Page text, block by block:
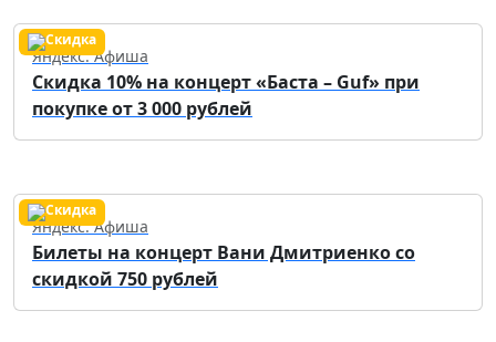
Яндекс. Афиша
Скидка 10% на концерт «Баста – Guf» при
покупке от 3 000 рублей
Яндекс. Афиша
Билеты на концерт Вани Дмитриенко со
скидкой 750 рублей